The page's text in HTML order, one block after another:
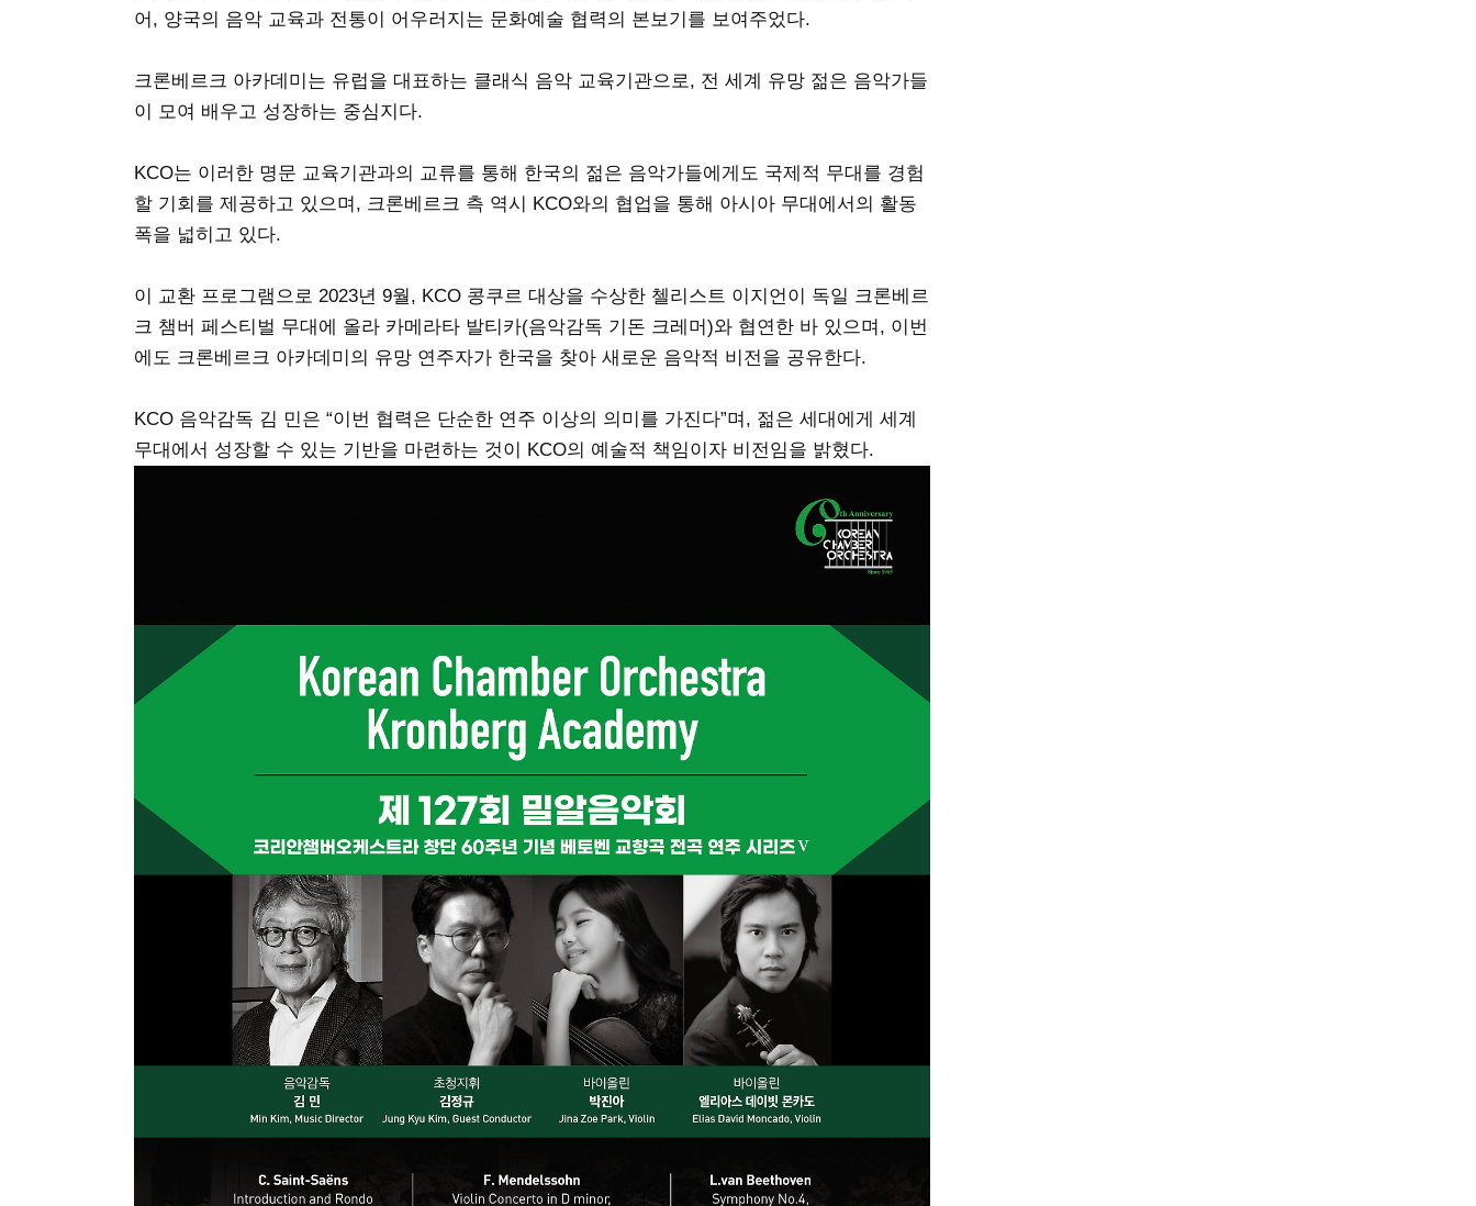
어, 양국의 음악 교육과 전통이 어우러지는 문화예술 협력의 본보기를 보여주었다.
크론베르크 아카데미는 유럽을 대표하는 클래식 음악 교육기관으로, 전 세계 유망 젊은 음악가들
이 모여 배우고 성장하는 중심지다.
KCO는 이러한 명문 교육기관과의 교류를 통해 한국의 젊은 음악가들에게도 국제적 무대를 경험
할 기회를 제공하고 있으며, 크론베르크 측 역시 KCO와의 협업을 통해 아시아 무대에서의 활동
폭을 넓히고 있다.
이 교환 프로그램으로 2023년 9월, KCO 콩쿠르 대상을 수상한 첼리스트 이지언이 독일 크론베르
크 챔버 페스티벌 무대에 올라 카메라타 발티카(음악감독 기돈 크레머)와 협연한 바 있으며, 이번
에도 크론베르크 아카데미의 유망 연주자가 한국을 찾아 새로운 음악적 비전을 공유한다.
KCO 음악감독 김 민은 “이번 협력은 단순한 연주 이상의 의미를 가진다”며, 젊은 세대에게 세계
무대에서 성장할 수 있는 기반을 마련하는 것이 KCO의 예술적 책임이자 비전임을 밝혔다.